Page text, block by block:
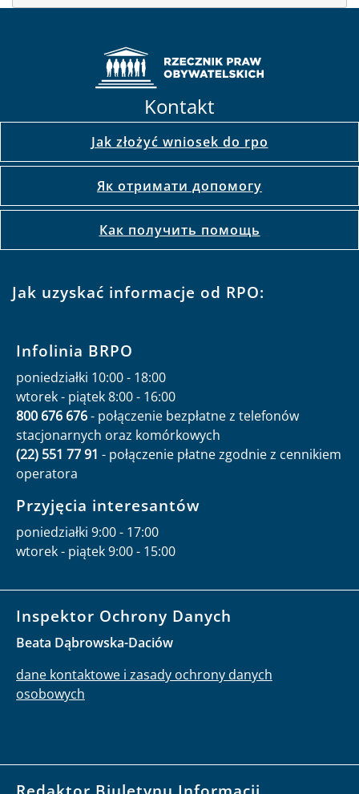
Kontakt
Jak złożyć wniosek do rpo
Як отримати допомогу
Как получить помощь
Jak uzyskać informacje od RPO:
Infolinia BRPO
poniedziałki 10:00 - 18:00
wtorek - piątek 8:00 - 16:00
800 676 676- połączenie bezpłatne z telefonów
stacjonarnych oraz komórkowych
(22) 551 77 91 - połączenie płatne zgodnie z cennikiem
operatora
Przyjęcia interesantów
poniedziałki 9:00 - 17:00
wtorek - piątek 9:00 - 15:00
Inspektor Ochrony Danych
Beata Dąbrowska-Daciów
dane kontaktowe i zasady ochrony danych
osobowych